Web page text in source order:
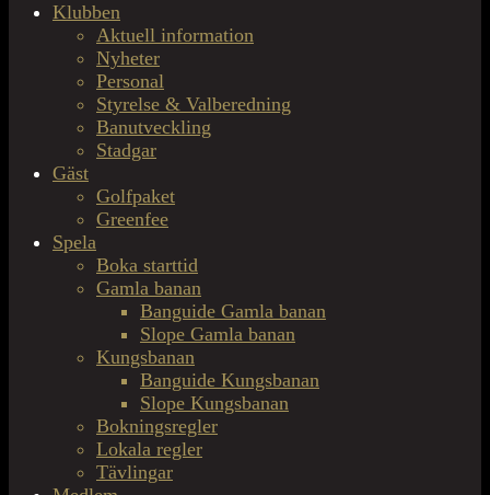
Klubben
Aktuell information
Nyheter
Personal
Styrelse & Valberedning
Banutveckling
Stadgar
Gäst
Golfpaket
Greenfee
Spela
Boka starttid
Gamla banan
Banguide Gamla banan
Slope Gamla banan
Kungsbanan
Banguide Kungsbanan
Slope Kungsbanan
Bokningsregler
Lokala regler
Tävlingar